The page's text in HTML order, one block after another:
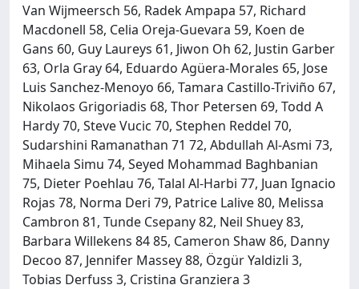
Van Wijmeersch 56, Radek Ampapa 57, Richard
Macdonell 58, Celia Oreja-Guevara 59, Koen de
Gans 60, Guy Laureys 61, Jiwon Oh 62, Justin Garber
63, Orla Gray 64, Eduardo Agüera-Morales 65, Jose
Luis Sanchez-Menoyo 66, Tamara Castillo-Triviño 67,
Nikolaos Grigoriadis 68, Thor Petersen 69, Todd A
Hardy 70, Steve Vucic 70, Stephen Reddel 70,
Sudarshini Ramanathan 71 72, Abdullah Al-Asmi 73,
Mihaela Simu 74, Seyed Mohammad Baghbanian
75, Dieter Poehlau 76, Talal Al-Harbi 77, Juan Ignacio
Rojas 78, Norma Deri 79, Patrice Lalive 80, Melissa
Cambron 81, Tunde Csepany 82, Neil Shuey 83,
Barbara Willekens 84 85, Cameron Shaw 86, Danny
Decoo 87, Jennifer Massey 88, Özgür Yaldizli 3,
Tobias Derfuss 3, Cristina Granziera 3